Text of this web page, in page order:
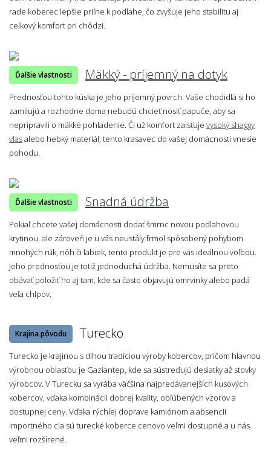
rade koberec lepšie priľne k podlahe, čo zvyšuje jeho stabilitu aj
celkový komfort pri chôdzi.
Ďalšie vlastnosti Mäkký - príjemný na dotyk
Prednosťou tohto kúska je jeho príjemný povrch. Vaše chodidlá si ho
zamilujú a rozhodne doma nebudú chcieť nosiť papuče, aby sa
nepripravili o mäkké pohladenie. Či už komfort zaisťuje vysoký shaggy
vlasalebo hebký materiál, tento krasavec do vašej domácnosti vnesie
pohodu.
Ďalšie vlastnosti Snadná údržba
Pokiaľ chcete vašej domácnosti dodať šmrnc novou podlahovou
krytinou, ale zároveň je u vás neustály frmol spôsobený pohybom
mnohých rúk, nôh či labiek, tento produkt je pre vás ideálnou voľbou.
Jeho prednosťou je totiž jednoduchá údržba. Nemusíte sa preto
obávať položiť ho aj tam, kde sa často objavujú omrvinky alebo padá
veľa chlpov.
Krajina pôvodu Turecko
Turecko je krajinou s dlhou tradíciou výroby kobercov, pričom hlavnou
výrobnou oblasťou je Gaziantep, kde sa sústreďujú desiatky až stovky
výrobcov. V Turecku sa vyrába väčšina najpredávanejších kusových
kobercov, vďaka kombinácii dobrej kvality, obľúbených vzorov a
dostupnej ceny. Vďaka rýchlej doprave kamiónom a absencii
importného cla sú turecké koberce cenovo veľmi dostupné a u nás
veľmi rozšírené.